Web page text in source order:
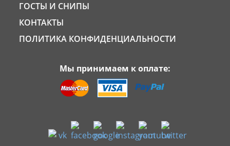
ГОСТЫ И СНИПЫ
КОНТАКТЫ
ПОЛИТИКА КОНФИДЕНЦИАЛЬНОСТИ
Мы принимаем к оплате: